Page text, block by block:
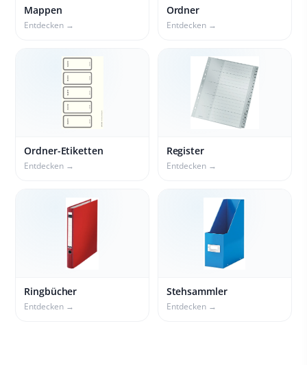
Mappen
Entdecken →
Ordner
Entdecken →
Ordner-Etiketten
Entdecken →
Register
Entdecken →
Ringbücher
Entdecken →
Stehsammler
Entdecken →